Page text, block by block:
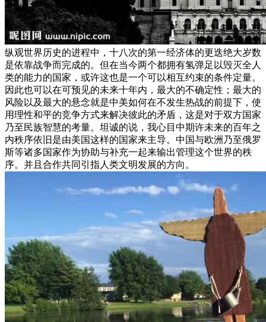
纵观世界历史的进程中，十八次的第一经济体的更迭绝大岁数
是依靠战争而完成的。但在当今两个都拥有氢弹足以毁灭全人
类的能力的国家，或许这也是一个可以相互约束的条件定量。
因此也可以在可预见的未来十年内，最大的不确定性；最大的
风险以及最大的悬念就是中美如何在不发生热战的前提下，使
用理性和平的竞争方式来解决彼此的矛盾，这是对于双方国家
乃至民族智慧的考量。坦诚的说，我心目中期许未来的百年之
内秩序依旧是由美国这样的国家来主导。中国与欧洲乃至俄罗
斯等诸多国家作为协助与补充一起来输出管理这个世界的秩
序。并且合作共同引指人类文明发展的方向。